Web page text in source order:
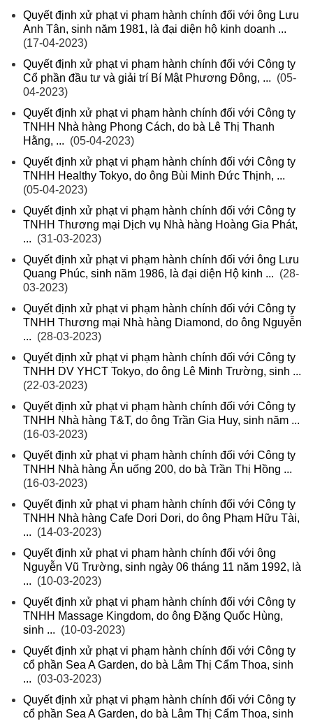
Quyết định xử phạt vi phạm hành chính đối với ông Lưu
Anh Tân, sinh năm 1981, là đại diện hộ kinh doanh ...
(17-04-2023)
Quyết định xử phạt vi phạm hành chính đối với Công ty
Cổ phần đầu tư và giải trí Bí Mật Phương Đông, ... (05-
04-2023)
Quyết định xử phạt vi phạm hành chính đối với Công ty
TNHH Nhà hàng Phong Cách, do bà Lê Thị Thanh
Hằng, ... (05-04-2023)
Quyết định xử phạt vi phạm hành chính đối với Công ty
TNHH Healthy Tokyo, do ông Bùi Minh Đức Thịnh, ...
(05-04-2023)
Quyết định xử phạt vi phạm hành chính đối với Công ty
TNHH Thương mại Dịch vụ Nhà hàng Hoàng Gia Phát,
... (31-03-2023)
Quyết định xử phạt vi phạm hành chính đối với ông Lưu
Quang Phúc, sinh năm 1986, là đại diện Hộ kinh ... (28-
03-2023)
Quyết định xử phạt vi phạm hành chính đối với Công ty
TNHH Thương mại Nhà hàng Diamond, do ông Nguyễn
... (28-03-2023)
Quyết định xử phạt vi phạm hành chính đối với Công ty
TNHH DV YHCT Tokyo, do ông Lê Minh Trường, sinh ...
(22-03-2023)
Quyết định xử phạt vi phạm hành chính đối với Công ty
TNHH Nhà hàng T&T, do ông Trần Gia Huy, sinh năm ...
(16-03-2023)
Quyết định xử phạt vi phạm hành chính đối với Công ty
TNHH Nhà hàng Ăn uống 200, do bà Trần Thị Hồng ...
(16-03-2023)
Quyết định xử phạt vi phạm hành chính đối với Công ty
TNHH Nhà hàng Cafe Dori Dori, do ông Phạm Hữu Tài,
... (14-03-2023)
Quyết định xử phạt vi phạm hành chính đối với ông
Nguyễn Vũ Trường, sinh ngày 06 tháng 11 năm 1992, là
... (10-03-2023)
Quyết định xử phạt vi phạm hành chính đối với Công ty
TNHH Massage Kingdom, do ông Đặng Quốc Hùng,
sinh ... (10-03-2023)
Quyết định xử phạt vi phạm hành chính đối với Công ty
cổ phần Sea A Garden, do bà Lâm Thị Cẩm Thoa, sinh
... (03-03-2023)
Quyết định xử phạt vi phạm hành chính đối với Công ty
cổ phần Sea A Garden, do bà Lâm Thị Cẩm Thoa, sinh